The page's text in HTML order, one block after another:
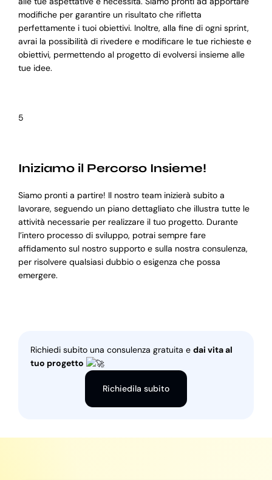
modifiche per garantire un risultato che rifletta
perfettamente i tuoi obiettivi. Inoltre, alla fine di ogni sprint,
avrai la possibilità di rivedere e modificare le tue richieste e
obiettivi, permettendo al progetto di evolversi insieme alle
tue idee.
5
Iniziamo il Percorso Insieme!
Siamo pronti a partire! Il nostro team inizierà subito a
lavorare, seguendo un piano dettagliato che illustra tutte le
attività necessarie per realizzare il tuo progetto. Durante
l’intero processo di sviluppo, potrai sempre fare
affidamento sul nostro supporto e sulla nostra consulenza,
per risolvere qualsiasi dubbio o esigenza che possa
emergere.
Richiedi subito una consulenza gratuita e dai vita al
tuo progetto
Richiedila subito